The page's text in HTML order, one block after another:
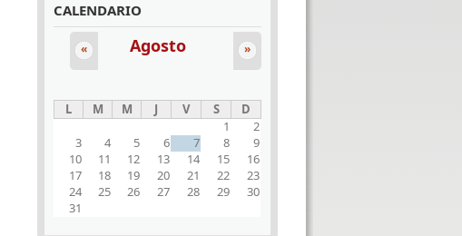
CALENDARIO
Agosto
« »
L M M J V S
D
1
2
3
4 5 6 7 8
9
10
11 12 13 14 15
16
17
18 19 20 21 22
23
24
25 26 27 28 29
30
31